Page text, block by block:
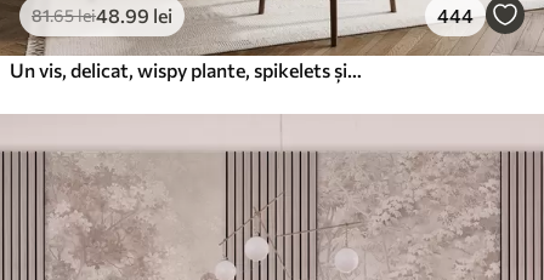
81.65lei48 .99 lei 444